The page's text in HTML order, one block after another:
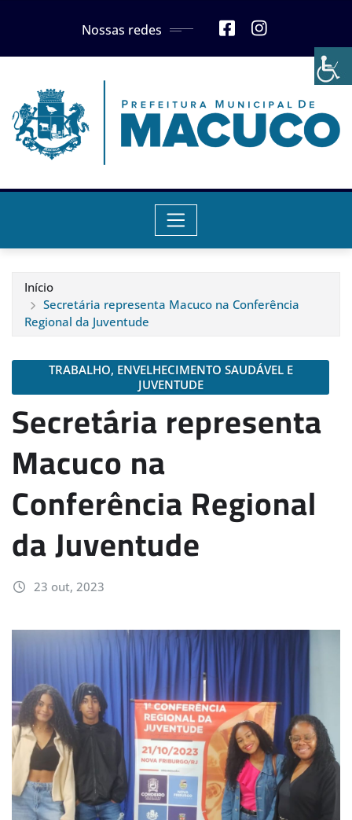
Nossas redes
Início
Secretária representa Macuco na Conferência
Regional da Juventude
TRABALHO, ENVELHECIMENTO SAUDÁVEL E
JUVENTUDE
Secretária representa
Macuco na
Conferência Regional
da Juventude
23 out, 2023